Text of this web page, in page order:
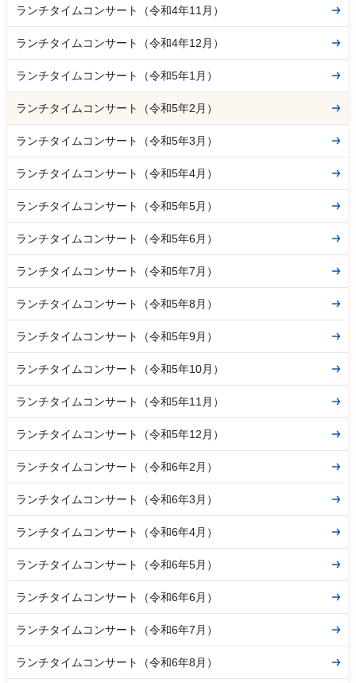
ランチタイムコンサート（令和4年11月）
ランチタイムコンサート（令和4年12月）
ランチタイムコンサート（令和5年1月）
ランチタイムコンサート（令和5年2月）
ランチタイムコンサート（令和5年3月）
ランチタイムコンサート（令和5年4月）
ランチタイムコンサート（令和5年5月）
ランチタイムコンサート（令和5年6月）
ランチタイムコンサート（令和5年7月）
ランチタイムコンサート（令和5年8月）
ランチタイムコンサート（令和5年9月）
ランチタイムコンサート（令和5年10月）
ランチタイムコンサート（令和5年11月）
ランチタイムコンサート（令和5年12月）
ランチタイムコンサート（令和6年2月）
ランチタイムコンサート（令和6年3月）
ランチタイムコンサート（令和6年4月）
ランチタイムコンサート（令和6年5月）
ランチタイムコンサート（令和6年6月）
ランチタイムコンサート（令和6年7月）
ランチタイムコンサート（令和6年8月）